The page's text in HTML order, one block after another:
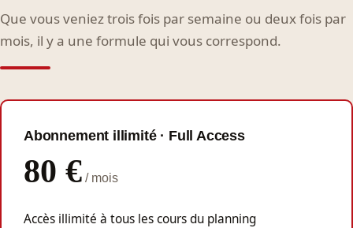
Que vous veniez trois fois par semaine ou deux fois par
mois, il y a une formule qui vous correspond.
Abonnement illimité · Full Access
80 € / mois
Accès illimité à tous les cours du planning